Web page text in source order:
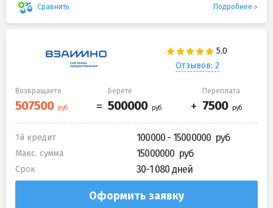
Сравнить Подробнее
Отзывов: 2
Возвращаете Берете Переплата
1й кредит 100000 - 15000000
Макс. сумма 15000000
Срок 30-1 080 дней
Оформить заявку